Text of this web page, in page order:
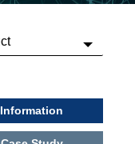
Information